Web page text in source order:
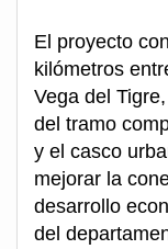
El proyecto
kilómetros
Vega del
del tramo
y el casco
mejorar la
desarrollo
del